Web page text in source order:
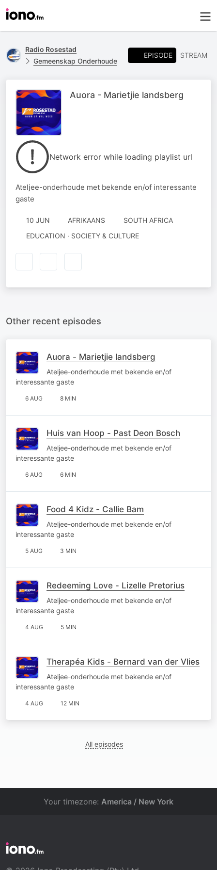
Radio Rosestad
Gemeenskap Onderhoude
EPISODE STREAM
Auora - Marietjie landsberg
Network error while loading playlist url
Ateljee-onderhoude met bekende en/of interessante
gaste
10 JUN AFRIKAANS
SOUTH AFRICA
EDUCATION · SOCIETY & CULTURE
Other recent episodes
Auora - Marietjie landsberg
Ateljee-onderhoude met bekende en/of
interessante gaste
6 AUG 8 MIN
Huis van Hoop - Past Deon Bosch
Ateljee-onderhoude met bekende en/of
interessante gaste
6 AUG 6 MIN
Food 4 Kidz - Callie Bam
Ateljee-onderhoude met bekende en/of
interessante gaste
5 AUG 3 MIN
Redeeming Love - Lizelle Pretorius
Ateljee-onderhoude met bekende en/of
interessante gaste
4 AUG 5 MIN
Therapéa Kids - Bernard van der Vlies
Ateljee-onderhoude met bekende en/of
interessante gaste
4 AUG 12 MIN
All episodes
Your timezone: America / New York